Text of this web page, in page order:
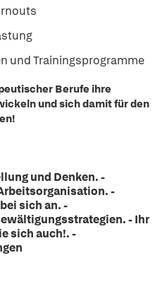
und Trainingsprogramme
Berufe ihre
und sich damit für den
und Denken. -
-
sich an. -
- Ihr
sich auch!. -